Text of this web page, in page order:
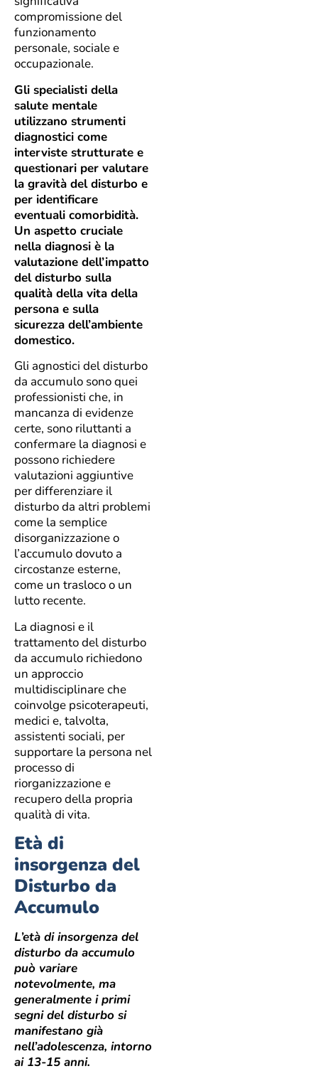
compromissione del
funzionamento
personale, sociale e
occupazionale.
Gli specialisti della
salute mentale
utilizzano strumenti
diagnostici come
interviste strutturate e
questionari per valutare
la gravità del disturbo e
per identificare
eventuali comorbidità.
Un aspetto cruciale
nella diagnosi è la
valutazione dell’impatto
del disturbo sulla
qualità della vita della
persona e sulla
sicurezza dell’ambiente
domestico.
Gli agnostici del disturbo
da accumulo sono quei
professionisti che, in
mancanza di evidenze
certe, sono riluttanti a
confermare la diagnosi e
possono richiedere
valutazioni aggiuntive
per differenziare il
disturbo da altri problemi
come la semplice
disorganizzazione o
l’accumulo dovuto a
circostanze esterne,
come un trasloco o un
lutto recente.
La diagnosi e il
trattamento del disturbo
da accumulo richiedono
un approccio
multidisciplinare che
coinvolge psicoterapeuti,
medici e, talvolta,
assistenti sociali, per
supportare la persona nel
processo di
riorganizzazione e
recupero della propria
qualità di vita.
Età di
insorgenza del
Disturbo da
Accumulo
L’età di insorgenza del
disturbo da accumulo
può variare
notevolmente, ma
generalmente i primi
segni del disturbo si
manifestano già
nell’adolescenza, intorno
ai 13-15 anni.